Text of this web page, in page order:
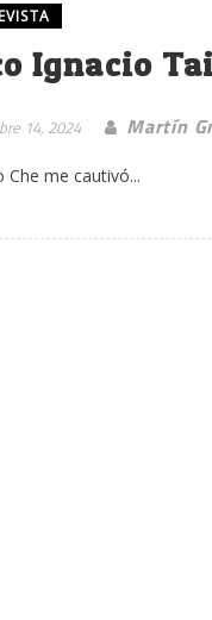
Ignacio
14, 2024 Martín
Che me cautivó...